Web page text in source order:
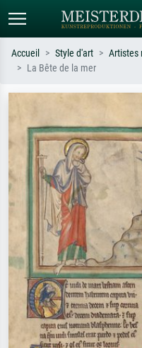
impressionnisme, vague de
nu.
Accueil Style d'art Artistes
La Bête de la mer